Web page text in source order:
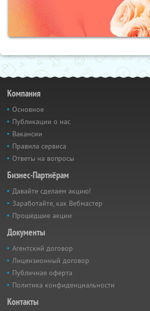
Компания
Основное
Публикации о нас
Вакансии
Правила сервиса
Ответы на вопросы
Бизнес-Партнёрам
Давайте сделаем акцию!
Заработайте, как Вебмастер
Прошедшие акции
Документы
Агентский договор
Лицензионный договор
Публичная оферта
Политика конфиденциальности
Контакты